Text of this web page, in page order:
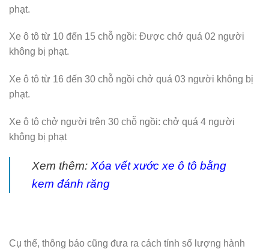
phạt.
Xe ô tô từ 10 đến 15 chỗ ngồi: Được chở quá 02 người
không bị phạt.
Xe ô tô từ 16 đến 30 chỗ ngồi chở quá 03 người không bị
phạt.
Xe ô tô chở người trên 30 chỗ ngồi: chở quá 4 người
không bị phạt
Xem thêm: Xóa vết xước xe ô tô bằng
kem đánh răng
Cụ thể, thông báo cũng đưa ra cách tính số lượng hành